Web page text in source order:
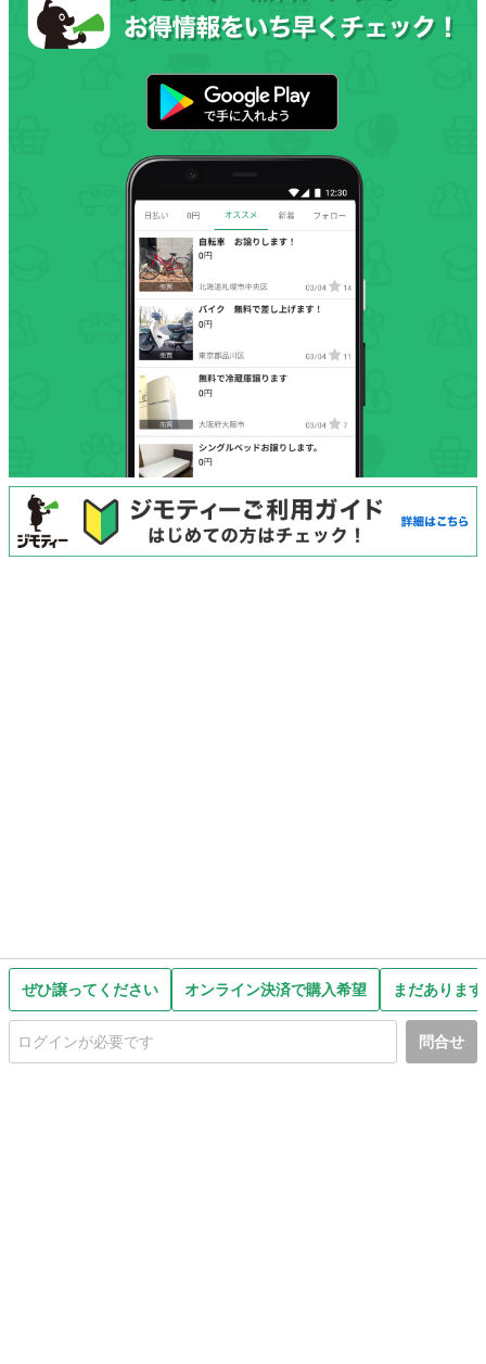
ぜひ譲ってください オンライン決済で購入希望 まだありま
問合せ